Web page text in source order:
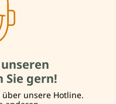
Sie gern!
unsere Hotline.